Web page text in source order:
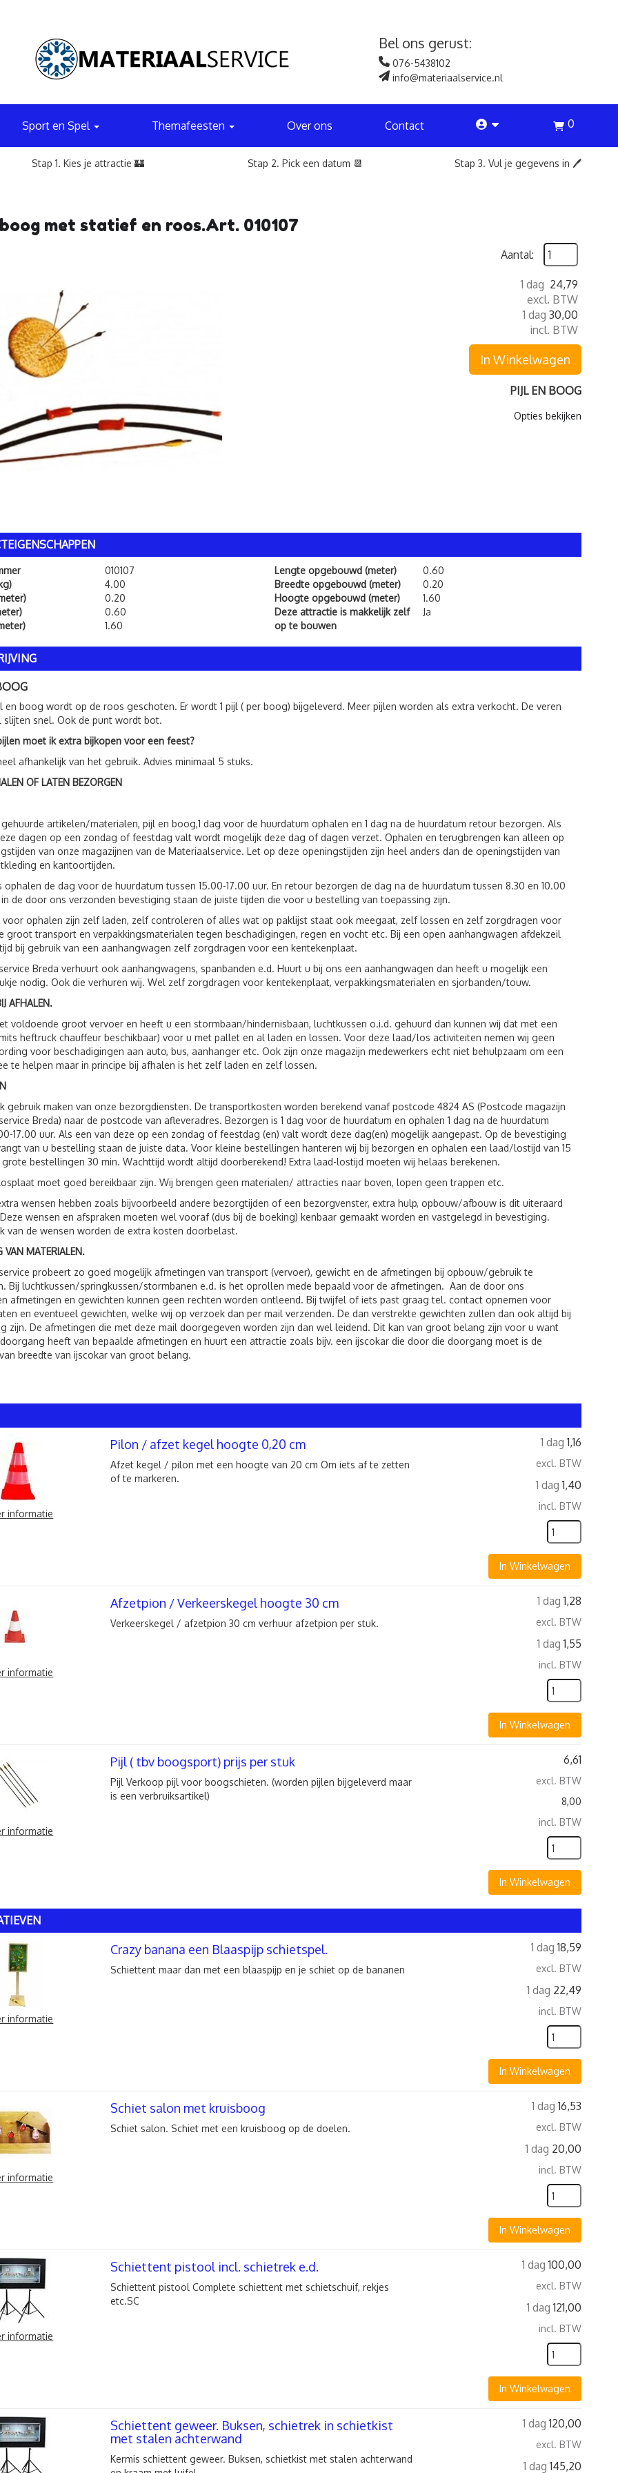
Bel ons gerust:
076-5438102
info@materiaalservice.nl
Sport en Spel Themafeesten Over ons Contact account 0
Stap 1. Kies je attractie 🏰 Stap 2. Pick een datum 📆 Stap 3. Vul je gegevens in 🖊️
met statief en roos.Art. 010107
Aantal:
1 dag 24,79
excl. BTW
1 dag 30,00
incl. BTW
In Winkelwagen
PIJL EN BOOG
Opties bekijken
010107
4.00
0.20
0.60
1.60
Lengte opgebouwd (meter)
0.60
Breedte opgebouwd (meter)
0.20
Hoogte opgebouwd (meter)
1.60
Deze attractie is makkelijk zelf
op te bouwen
Ja
en boog wordt op de roos geschoten. Er wordt 1 pijl ( per boog) bijgeleverd. Meer pijlen worden als extra verkocht. De veren
slijten snel. Ook de punt wordt bot.
moet ik extra bijkopen voor een feest?
afhankelijk van het gebruik. Advies minimaal 5 stuks.
OF LATEN BEZORGEN
artikelen/materialen, pijl en boog,1 dag voor de huurdatum ophalen en 1 dag na de huurdatum retour bezorgen. Als
dagen op een zondag of feestdag valt wordt mogelijk deze dag of dagen verzet. Ophalen en terugbrengen kan alleen op
van onze magazijnen van de Materiaalservice. Let op deze openingstijden zijn heel anders dan de openingstijden van
en kantoortijden.
ophalen de dag voor de huurdatum tussen 15.00-17.00 uur. En retour bezorgen de dag na de huurdatum tussen 8.30 en 10.00
de door ons verzonden bevestiging staan de juiste tijden die voor u bestelling van toepassing zijn.
voor ophalen zijn zelf laden, zelf controleren of alles wat op paklijst staat ook meegaat, zelf lossen en zelf zorgdragen voor
groot transport en verpakkingsmaterialen tegen beschadigingen, regen en vocht etc. Bij een open aanhangwagen afdekzeil
bij gebruik van een aanhangwagen zelf zorgdragen voor een kentekenplaat.
Breda verhuurt ook aanhangwagens, spanbanden e.d. Huurt u bij ons een aanhangwagen dan heeft u mogelijk een
nodig. Ook die verhuren wij. Wel zelf zorgdragen voor kentekenplaat, verpakkingsmaterialen en sjorbanden/touw.
AFHALEN.
voldoende groot vervoer en heeft u een stormbaan/hindernisbaan, luchtkussen o.i.d. gehuurd dan kunnen wij dat met een
heftruck chauffeur beschikbaar) voor u met pallet en al laden en lossen. Voor deze laad/los activiteiten nemen wij geen
voor beschadigingen aan auto, bus, aanhanger etc. Ook zijn onze magazijn medewerkers echt niet behulpzaam om een
te helpen maar in principe bij afhalen is het zelf laden en zelf lossen.
gebruik maken van onze bezorgdiensten. De transportkosten worden berekend vanaf postcode 4824 AS (Postcode magazijn
Breda) naar de postcode van afleveradres. Bezorgen is 1 dag voor de huurdatum en ophalen 1 dag na de huurdatum
17.00 uur. Als een van deze op een zondag of feestdag (en) valt wordt deze dag(en) mogelijk aangepast. Op de bevestiging
van u bestelling staan de juiste data. Voor kleine bestellingen hanteren wij bij bezorgen en ophalen een laad/lostijd van 15
grote bestellingen 30 min. Wachttijd wordt altijd doorberekend! Extra laad-lostijd moeten wij helaas berekenen.
moet goed bereikbaar zijn. Wij brengen geen materialen/ attracties naar boven, lopen geen trappen etc.
wensen hebben zoals bijvoorbeeld andere bezorgtijden of een bezorgvenster, extra hulp, opbouw/afbouw is dit uiteraard
wensen en afspraken moeten wel vooraf (dus bij de boeking) kenbaar gemaakt worden en vastgelegd in bevestiging.
van de wensen worden de extra kosten doorbelast.
VAN MATERIALEN.
probeert zo goed mogelijk afmetingen van transport (vervoer), gewicht en de afmetingen bij opbouw/gebruik te
Bij luchtkussen/springkussen/stormbanen e.d. is het oprollen mede bepaald voor de afmetingen. Aan de door ons
afmetingen en gewichten kunnen geen rechten worden ontleend. Bij twijfel of iets past graag tel. contact opnemen voor
en eventueel gewichten, welke wij op verzoek dan per mail verzenden. De dan verstrekte gewichten zullen dan ook altijd bij
zijn. De afmetingen die met deze mail doorgegeven worden zijn dan wel leidend. Dit kan van groot belang zijn voor u want
heeft van bepaalde afmetingen en huurt een attractie zoals bijv. een ijscokar die door die doorgang moet is de
breedte van ijscokar van groot belang.
informatie
1 dag 1,16
excl. BTW
1 dag 1,40
incl. BTW
In Winkelwagen
Pilon / afzet kegel hoogte 0,20 cm
Afzet kegel / pilon met een hoogte van 20 cm Om iets af te zetten
of te markeren.
informatie
1 dag 1,28
excl. BTW
1 dag 1,55
incl. BTW
In Winkelwagen
Afzetpion / Verkeerskegel hoogte 30 cm
Verkeerskegel / afzetpion 30 cm verhuur afzetpion per stuk.
informatie
6,61
excl. BTW
8,00
incl. BTW
In Winkelwagen
Pijl ( tbv boogsport) prijs per stuk
Pijl Verkoop pijl voor boogschieten. (worden pijlen bijgeleverd maar
is een verbruiksartikel)
informatie
1 dag 18,59
excl. BTW
1 dag 22,49
incl. BTW
In Winkelwagen
Crazy banana een Blaaspijp schietspel.
Schiettent maar dan met een blaaspijp en je schiet op de bananen
informatie
1 dag 16,53
excl. BTW
1 dag 20,00
incl. BTW
In Winkelwagen
Schiet salon met kruisboog
Schiet salon. Schiet met een kruisboog op de doelen.
informatie
1 dag 100,00
excl. BTW
1 dag 121,00
incl. BTW
In Winkelwagen
Schiettent pistool incl. schietrek e.d.
Schiettent pistool Complete schiettent met schietschuif, rekjes
etc.SC
1 dag 120,00
excl. BTW
1 dag 145,20
Schiettent geweer. Buksen, schietrek in schietkist
met stalen achterwand
Kermis schiettent geweer. Buksen, schietkist met stalen achterwand